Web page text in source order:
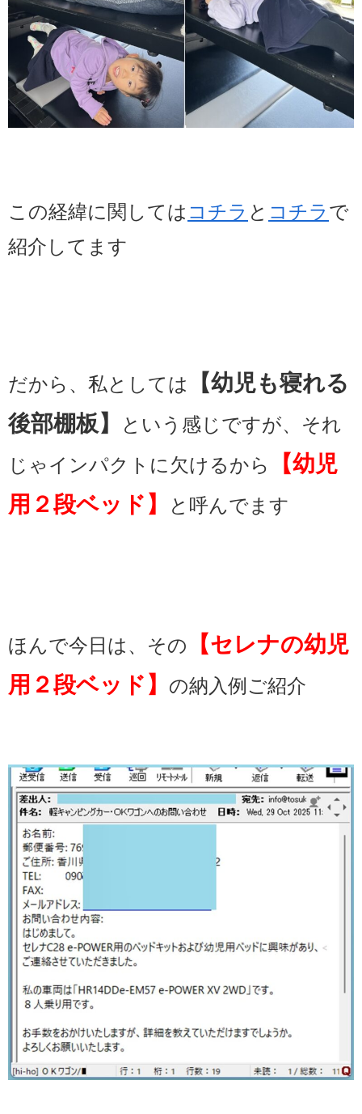
この経緯に関しては コチラ と コチラ で
紹介してます
だから、私としては
【幼児も寝れる
後部棚板】
という感じですが、それ
じゃインパクトに欠けるから
【幼児
用２段ベッド】
と呼んでます
ほんで今日は、その
【セレナの幼児
用２段ベッド】
の納入例ご紹介